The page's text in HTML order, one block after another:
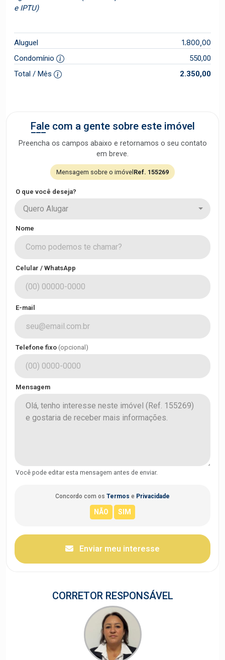
e IPTU)
Aluguel 1.800,00
Condomínio
550,00
Total / Mês
2.350,00
Fale com a gente sobre este imóvel
Preencha os campos abaixo e retornamos o seu contato
em breve.
Mensagem sobre o imóvel Ref. 155269
O que você deseja?
Quero Alugar
Nome
Celular / WhatsApp
E-mail
Telefone fixo (opcional)
Mensagem
Você pode editar esta mensagem antes de enviar.
Concordo com os Termos e Privacidade
Enviar meu interesse
CORRETOR RESPONSÁVEL